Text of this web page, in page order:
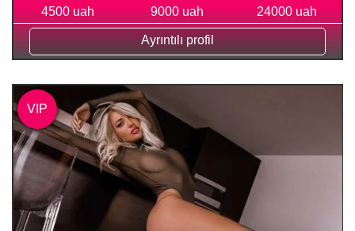
4500 uah
9000 uah
24000 uah
Ayrıntılı profil
VIP